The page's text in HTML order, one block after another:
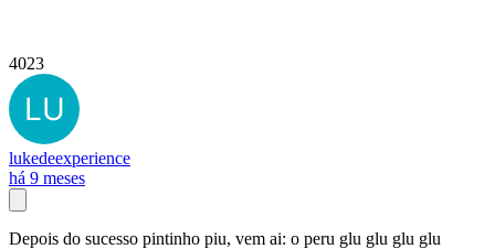
4023
lukedeexperience
há 9 meses
Depois do sucesso pintinho piu, vem ai: o peru glu glu glu glu